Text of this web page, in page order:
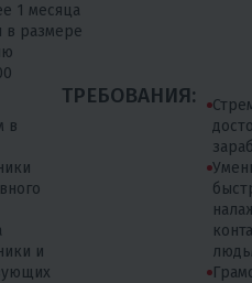
1 месяца
в размере
в
и
ТРЕБОВАНИЯ: